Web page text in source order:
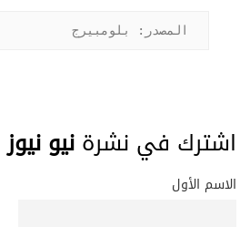
المصدر: بلومبيرج
اشترك في نشرةنيو نيوز
الاسم الأول